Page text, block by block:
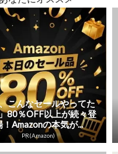
こんなセールやってた
80％OFF以上が続々登
！Amazonの本気が...
PR(Amazon)